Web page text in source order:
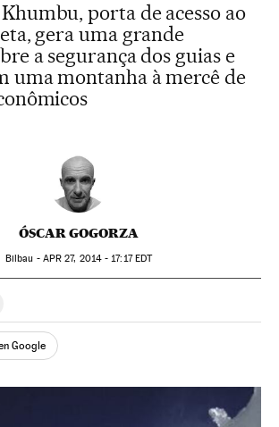
porta de acesso ao
gera uma grande
a segurança dos guias e
uma montanha à mercê de
ÓSCAR GOGORZA
Bilbau - APR 27, 2014 - 17:17EDT
Facebook
en TwitterRedes Sociales
Google